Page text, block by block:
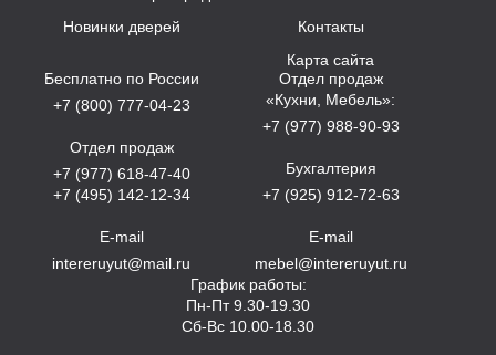
Новинки дверей
Контакты
Карта сайта
Бесплатно по России
+7 (800) 777-04-23
Отдел продаж
+7 (977) 618-47-40
+7 (495) 142-12-34
E-mail
intereruyut@mail.ru
Отдел продаж
«Кухни, Мебель»:
+7 (977) 988-90-93
Бухгалтерия
+7 (925) 912-72-63
E-mail
mebel@intereruyut.ru
График работы:
Пн-Пт 9.30-19.30
Сб-Вс 10.00-18.30